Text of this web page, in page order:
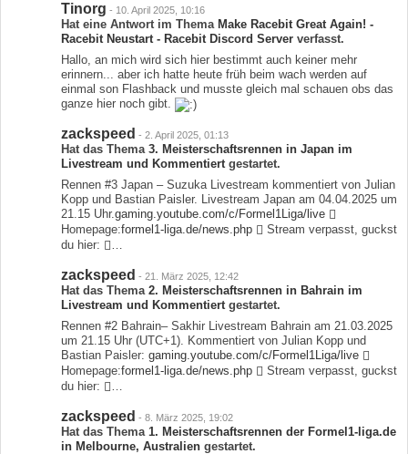
Tinorg - 10. April 2025, 10:16
Hat eine Antwort im Thema Make Racebit Great Again! -
Racebit Neustart - Racebit Discord Server verfasst.
Hallo, an mich wird sich hier bestimmt auch keiner mehr
erinnern... aber ich hatte heute früh beim wach werden auf
einmal son Flashback und musste gleich mal schauen obs das
ganze hier noch gibt.
zackspeed - 2. April 2025, 01:13
Hat das Thema 3. Meisterschaftsrennen in Japan im
Livestream und Kommentiert gestartet.
Rennen #3 Japan – Suzuka Livestream kommentiert von Julian
Kopp und Bastian Paisler. Livestream Japan am 04.04.2025 um
21.15 Uhr. gaming.youtube.com/c/Formel1Liga/live
Homepage:formel1-liga.de/news.php
Stream verpasst, guckst
du hier:
zackspeed - 21. März 2025, 12:42
Hat das Thema 2. Meisterschaftsrennen in Bahrain im
Livestream und Kommentiert gestartet.
Rennen #2 Bahrain– Sakhir Livestream Bahrain am 21.03.2025
um 21.15 Uhr (UTC+1). Kommentiert von Julian Kopp und
Bastian Paisler: gaming.youtube.com/c/Formel1Liga/live
Homepage:formel1-liga.de/news.php
Stream verpasst, guckst
du hier:
zackspeed - 8. März 2025, 19:02
Hat das Thema 1. Meisterschaftsrennen der Formel1-liga.de
in Melbourne, Australien gestartet.